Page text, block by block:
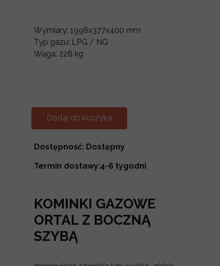
Dostępność: Dostępny
Termin dostawy:4-6 tygodni
Dodaj do koszyka
Wymiary: 1998x377x400 mm
Typ gazu: LPG / NG
Waga: 228 kg
KOMINKI GAZOWE
ORTAL Z BOCZNĄ
SZYBĄ